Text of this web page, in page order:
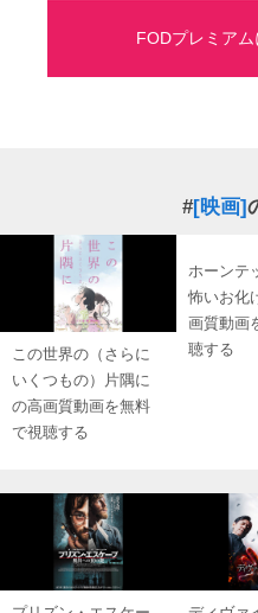
FODプレミア
#[映画]
この世界の（さらに
いくつもの）片隅に
の高画質動画を無料
で視聴する
ホーンテ
怖いお化
画質動画
聴する